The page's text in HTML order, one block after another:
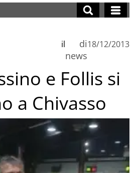
di
news
il 18/12/2013
e Follis si
a Chivasso